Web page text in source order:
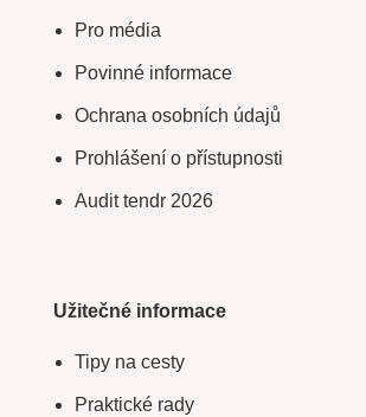
Pro média
Povinné informace
Ochrana osobních údajů
Prohlášení o přístupnosti
Audit tendr 2026
Užitečné informace
Tipy na cesty
Praktické rady